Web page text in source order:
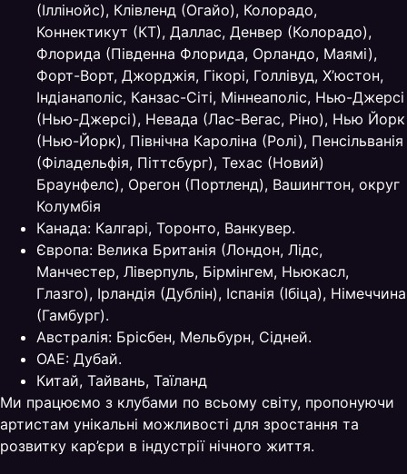
(Іллінойс), Клівленд (Огайо), Колорадо,
Коннектикут (КТ), Даллас, Денвер (Колорадо),
Флорида (Південна Флорида, Орландо, Маямі),
Форт-Ворт, Джорджія, Гікорі, Голлівуд, Х’юстон,
Індіанаполіс, Канзас-Сіті, Міннеаполіс, Нью-Джерсі
(Нью-Джерсі), Невада (Лас-Вегас, Ріно), Нью Йорк
(Нью-Йорк), Північна Кароліна (Ролі), Пенсільванія
(Філадельфія, Піттсбург), Техас (Новий)
Браунфелс), Орегон (Портленд), Вашингтон, округ
Колумбія
Канада: Калгарі, Торонто, Ванкувер.
Європа: Велика Британія (Лондон, Лідс,
Манчестер, Ліверпуль, Бірмінгем, Ньюкасл,
Глазго), Ірландія (Дублін), Іспанія (Ібіца), Німеччина
(Гамбург).
Австралія: Брісбен, Мельбурн, Сідней.
ОАЕ: Дубай.
Китай, Тайвань, Таїланд
Ми працюємо з клубами по всьому світу, пропонуючи
артистам унікальні можливості для зростання та
розвитку кар’єри в індустрії нічного життя.